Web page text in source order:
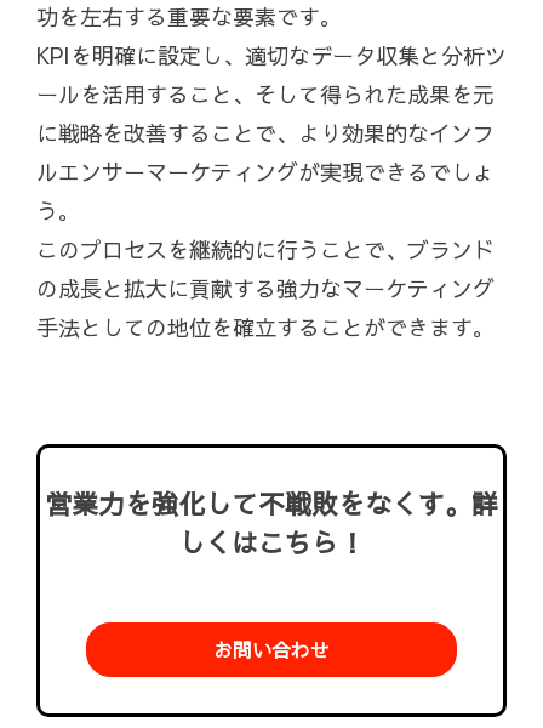
功を左右する重要な要素です。
KPIを明確に設定し、適切なデータ収集と分析ツ
ールを活用すること、そして得られた成果を元
に戦略を改善することで、より効果的なインフ
ルエンサーマーケティングが実現できるでしょ
う。
このプロセスを継続的に行うことで、ブランド
の成長と拡大に貢献する強力なマーケティング
手法としての地位を確立することができます。
営業力を強化して不戦敗をなくす。詳
しくはこちら！
お問い合わせ